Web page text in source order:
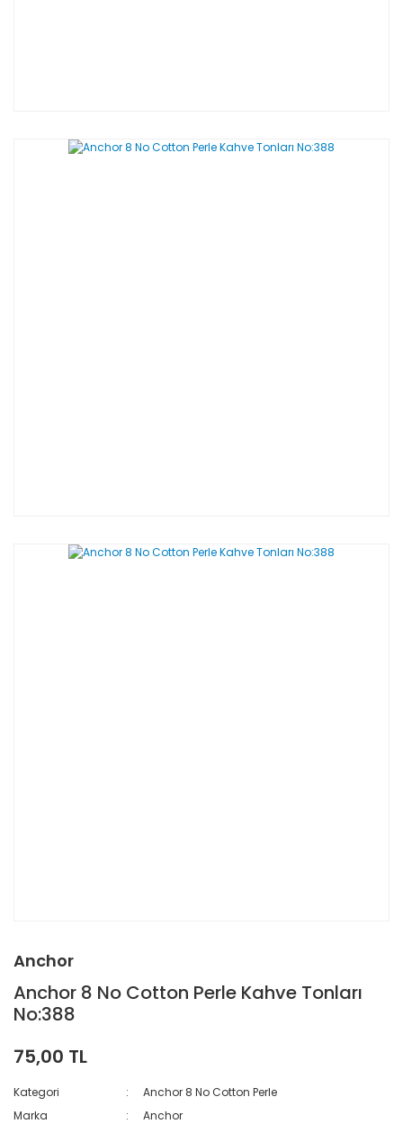
Anchor
Anchor 8 No Cotton Perle Kahve Tonları
No:388
75,00 TL
Kategori
Anchor 8 No Cotton Perle
Marka
Anchor